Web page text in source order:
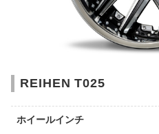
REIHEN T025
ホイールインチ